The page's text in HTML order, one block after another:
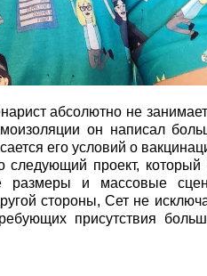
абсолютно не
он написал
его условий о
следующий проект, который
размеры и массовые
стороны, Сет не
присутствия